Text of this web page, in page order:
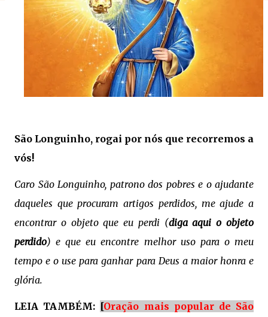
São Longuinho, rogai por nós que recorremos a
vós!
Caro São Longuinho, patrono dos pobres e o ajudante
daqueles que procuram artigos perdidos, me ajude a
encontrar o objeto que eu perdi (diga aqui o objeto
perdido) e que eu encontre melhor uso para o meu
tempo e o use para ganhar para Deus a maior honra e
glória.
LEIA TAMBÉM: [Oração mais popular de São